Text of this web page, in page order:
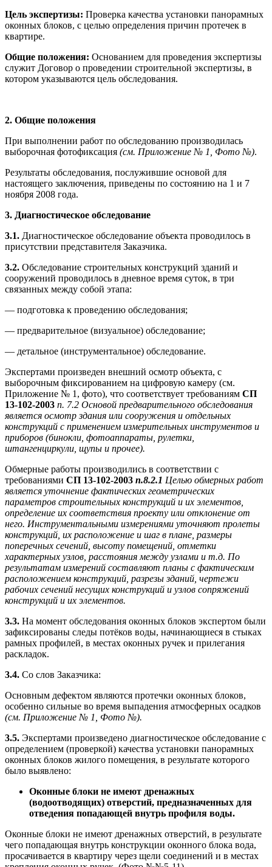
Цель экспертизы: Проверка качества установки панорамных
оконных блоков, с целью определения причин протечек в
квартире.
Общие положения: Основанием для проведения экспертизы
служит Договор о проведении строительной экспертизы, в
котором указываются цель обследования.
2. Общие положения
При выполнении работ по обследованию производилась
выборочная фотофиксация (см. Приложение № 1, Фото №).
Результаты обследования, послужившие основой для
настоящего заключения, приведены по состоянию на 1 и 7
ноября 2008 года.
3. Диагностическое обследование
3.1. Диагностическое обследование объекта проводилось в
присутствии представителя Заказчика.
3.2. Обследование строительных конструкций зданий и
сооружений проводилось в дневное время суток, в три
связанных между собой этапа:
— подготовка к проведению обследования;
— предварительное (визуальное) обследование;
— детальное (инструментальное) обследование.
Экспертами произведен внешний осмотр объекта, с
выборочным фиксированием на цифровую камеру (см.
Приложение № 1, фото), что соответствует требованиям СП
13-102-2003 п. 7.2 Основой предварительного обследования
является осмотр здания или сооружения и отдельных
конструкций с применением измерительных инструментов и
приборов (бинокли, фотоаппараты, рулетки,
штангенциркули, щупы и прочее).
Обмерные работы производились в соответствии с
требованиями СП 13-102-2003 п.8.2.1 Целью обмерных работ
является уточнение фактических геометрических
параметров строительных конструкций и их элементов,
определение их соответствия проекту или отклонение от
него. Инструментальными измерениями уточняют пролеты
конструкций, их расположение и шаг в плане, размеры
поперечных сечений, высоту помещений, отметки
характерных узлов, расстояния между узлами и т.д. По
результатам измерений составляют планы с фактическим
расположением конструкций, разрезы зданий, чертежи
рабочих сечений несущих конструкций и узлов сопряжений
конструкций и их элементов.
3.3. На момент обследования оконных блоков экспертом были
зафиксированы следы потёков воды, начинающиеся в стыках
рамных профилей, в местах оконных ручек и прилегания
раскладок.
3.4. Со слов Заказчика:
Основным дефектом являются протечки оконных блоков,
особенно сильные во время выпадения атмосферных осадков
(см. Приложение № 1, Фото №).
3.5. Экспертами произведено диагностическое обследование с
определением (проверкой) качества установки панорамных
оконных блоков жилого помещения, в результате которого
было выявлено:
Оконные блоки не имеют дренажных
(водоотводящих) отверстий, предназначенных для
отведения попадающей внутрь профиля воды.
Оконные блоки не имеют дренажных отверстий, в результате
чего попадающая внутрь конструкции оконного блока вода,
просачивается в квартиру через щели соединений и в местах